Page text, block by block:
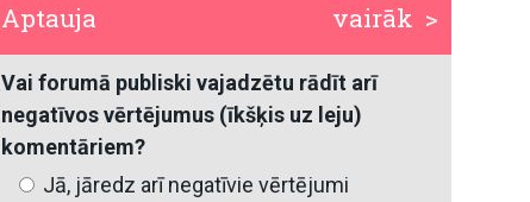
vairāk >
Aptauja
Vai forumā publiski vajadzētu rādīt arī
negatīvos vērtējumus (īkšķis uz leju)
komentāriem?
Jā, jāredz arī negatīvie vērtējumi